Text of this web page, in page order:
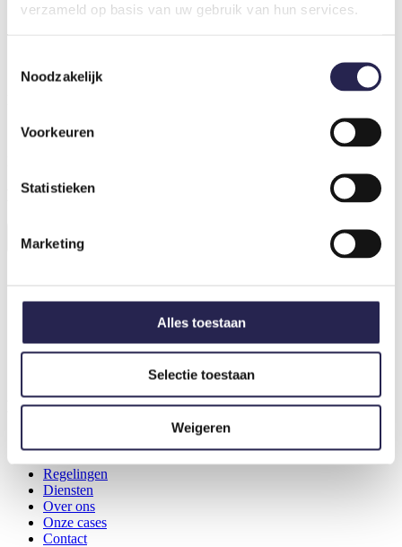
verzameld op basis van uw gebruik van hun services.
Noodzakelijk
Voorkeuren
Statistieken
Marketing
Alles toestaan
Selectie toestaan
Weigeren
Wij brengen beweging in het leven van een ander.
Menu
Regelingen
Onze cases
Menu
Regelingen
Diensten
Over ons
Onze cases
Contact